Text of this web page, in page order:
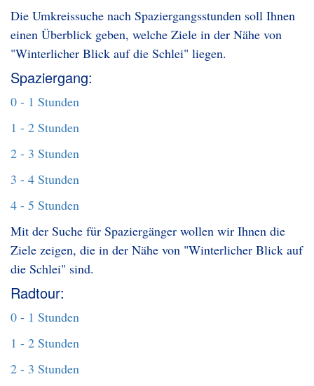
Die Umkreissuche nach Spaziergangsstunden soll Ihnen
einen Überblick geben, welche Ziele in der Nähe von
"Winterlicher Blick auf die Schlei" liegen.
Spaziergang:
0 - 1 Stunden
1 - 2 Stunden
2 - 3 Stunden
3 - 4 Stunden
4 - 5 Stunden
Mit der Suche für Spaziergänger wollen wir Ihnen die
Ziele zeigen, die in der Nähe von "Winterlicher Blick auf
die Schlei" sind.
Radtour:
0 - 1 Stunden
1 - 2 Stunden
2 - 3 Stunden